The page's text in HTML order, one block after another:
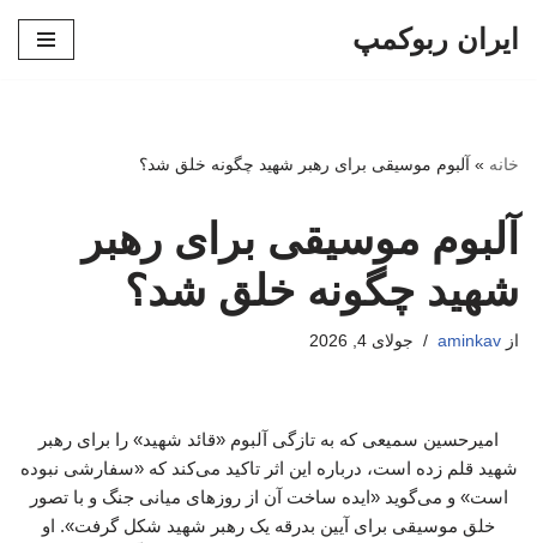
ایران ربوکمپ
خانه » آلبوم موسیقی برای رهبر شهید چگونه خلق شد؟
آلبوم موسیقی برای رهبر
شهید چگونه خلق شد؟
از aminkav جولای 4, 2026
امیرحسین سمیعی که به تازگی آلبوم «قائد شهید» را برای رهبر
شهید قلم زده است، درباره این اثر تاکید می‌کند که «سفارشی نبوده
است» و می‌گوید «ایده ساخت آن از روزهای میانی جنگ و با تصور
خلق موسیقی برای آیین بدرقه یک رهبر شهید شکل گرفت». او